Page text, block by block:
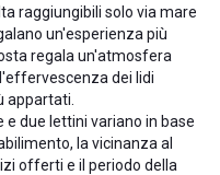
raggiungibili solo via mare
un'esperienza più
regala un'atmosfera
dei lidi
appartati.
e due lettini variano in base
la vicinanza al
offerti e il periodo della